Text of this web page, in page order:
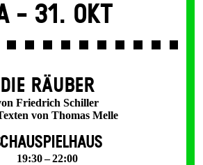
- 31. Okt
DIE RÄUBER
Friedrich Schiller
von Thomas Melle
19:30 – 22:00